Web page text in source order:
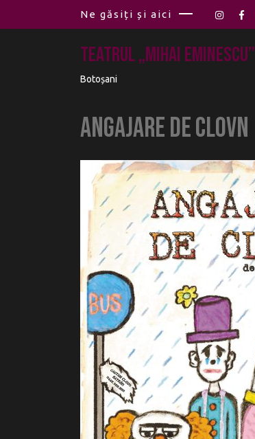
Ne găsiți și aici
Teatrul „Mihai Eminescu”
Botoșani
Angajare de clovn